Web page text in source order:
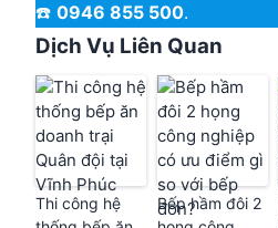
☎️ 0946 855 500.
Dịch Vụ Liên Quan
Thi công hệ
Bếp hầm đôi 2